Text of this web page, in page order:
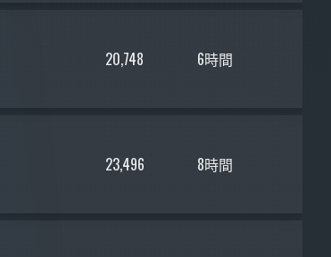
20,748 6時間
23,496 8時間